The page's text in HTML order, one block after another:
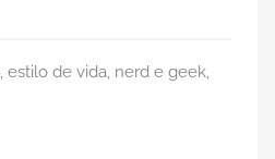
estilo de vida nerd e geek,